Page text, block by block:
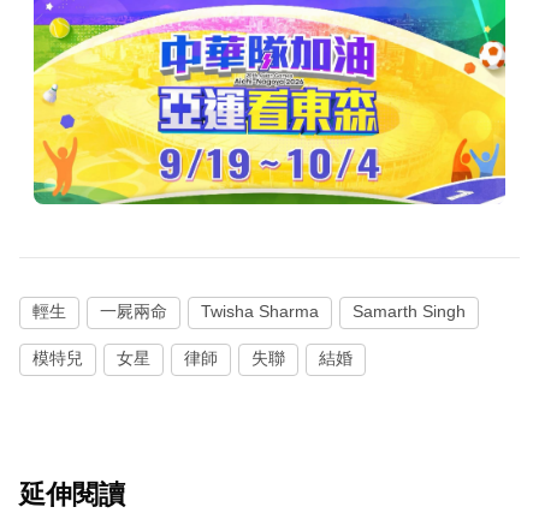
輕生 一屍兩命 Twisha Sharma Samarth Singh
模特兒 女星 律師 失聯 結婚
延伸閱讀